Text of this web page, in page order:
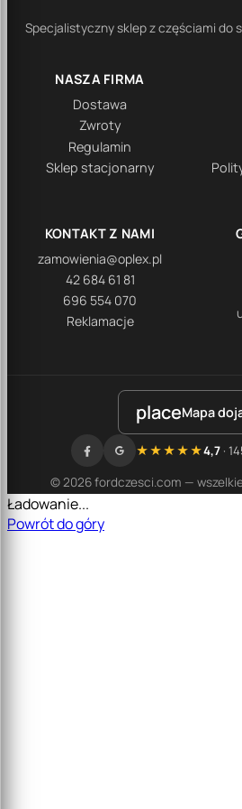
Specjalistyczny sklep z częściami do
NASZA FIRMA
Dostawa
Zwroty
Regulamin
Sklep stacjonarny
KONTAKT Z NAMI
zamowienia@oplex.pl
42 684 61 81
696 554 070
Reklamacje
placeMapa
© 2026 fordczesci.com —
★★★★★4,7·
Ładowanie...
Powrót do góry